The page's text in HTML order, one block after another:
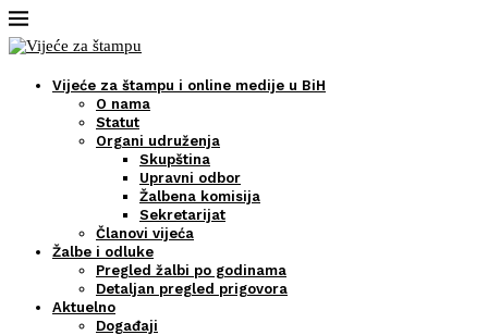
Vijeće za štampu i online medije u BiH
O nama
Statut
Organi udruženja
Skupština
Upravni odbor
Žalbena komisija
Sekretarijat
Članovi vijeća
Žalbe i odluke
Pregled žalbi po godinama
Detaljan pregled prigovora
Aktuelno
Događaji